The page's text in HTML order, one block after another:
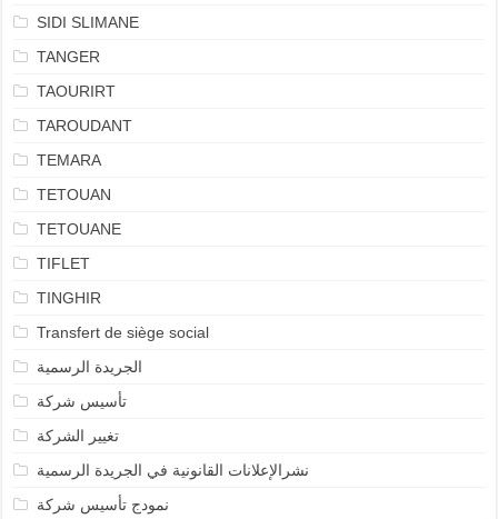
SIDI SLIMANE
TANGER
TAOURIRT
TAROUDANT
TEMARA
TETOUAN
TETOUANE
TIFLET
TINGHIR
Transfert de siège social
الجريدة الرسمية
تأسيس شركة
تغيير الشركة
نشرالإعلانات القانونية في الجريدة الرسمية
نمودج تأسيس شركة